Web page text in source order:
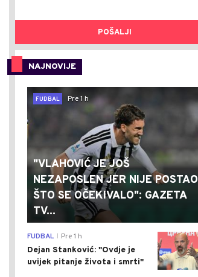
POŠALJI
NAJNOVIJE
FUDBAL
Pre 1 h
"VLAHOVIĆ JE JOŠ
NEZAPOSLEN JER NIJE POSTAO
ŠTO SE OČEKIVALO": GAZETA
TV...
FUDBAL Pre 1 h
Dejan Stanković: "Ovdje je
uvijek pitanje života i smrti"